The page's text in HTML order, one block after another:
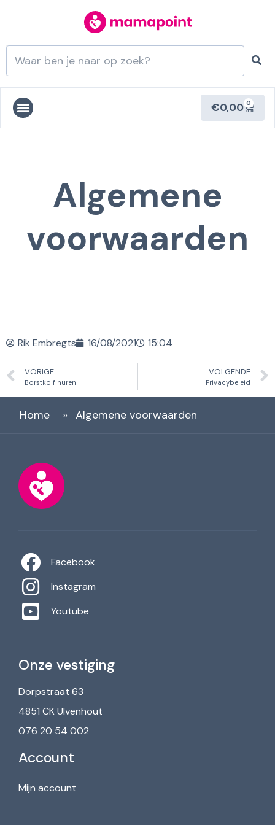
€0,00 0
Algemene
voorwaarden
Rik Embregts 16/08/2021 15:04
VORIGE
Borstkolf huren
VOLGENDE
Privacybeleid
Home » Algemene voorwaarden
Facebook
Instagram
Youtube
Onze vestiging
Dorpstraat 63
4851 CK Ulvenhout
076 20 54 002
Account
Mijn account